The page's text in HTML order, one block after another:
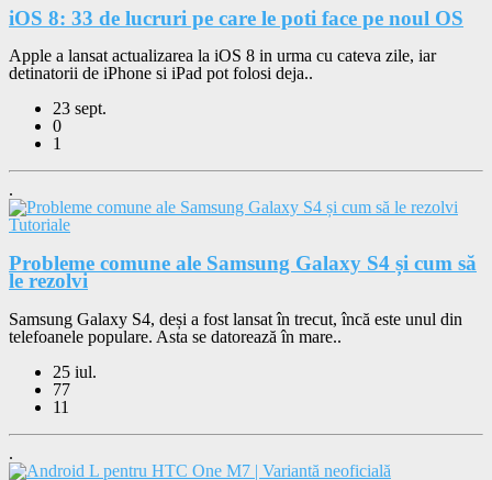
iOS 8: 33 de lucruri pe care le poti face pe noul OS
Apple a lansat actualizarea la iOS 8 in urma cu cateva zile, iar
detinatorii de iPhone si iPad pot folosi deja..
23 sept.
0
1
.
Tutoriale
Probleme comune ale Samsung Galaxy S4 și cum să
le rezolvi
Samsung Galaxy S4, deși a fost lansat în trecut, încă este unul din
telefoanele populare. Asta se datorează în mare..
25 iul.
77
11
.